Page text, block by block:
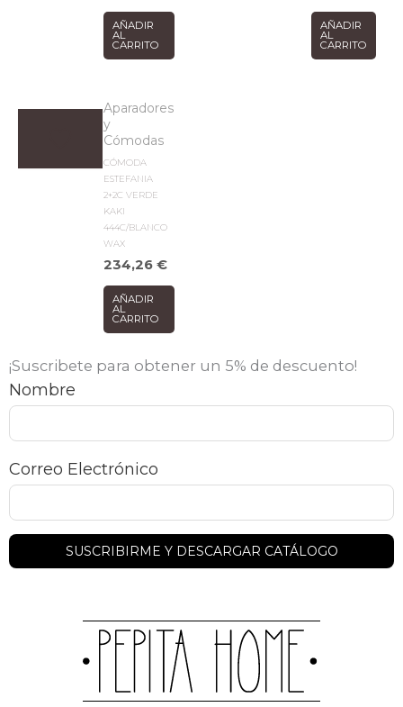
AÑADIR
AL
CARRITO
AÑADIR
AL
CARRITO
Aparadores
y
Cómodas
CÓMODA
ESTEFANIA
2+2C VERDE
KAKI
444C/BLANCO
WAX
234,26€
AÑADIR
AL
CARRITO
¡Suscribete para obtener un 5% de descuento!
Nombre
Correo Electrónico